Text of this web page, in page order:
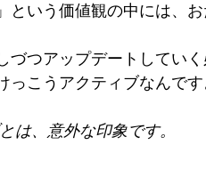
という価値観の中には、
づつアップデートしてい
こうアクティブなんです
は、意外な印象です。